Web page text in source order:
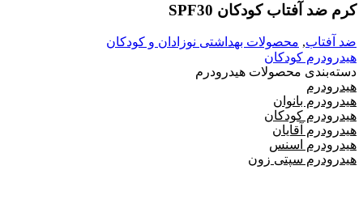
كرم ضد آفتاب کودکان SPF30
ضد آفتاب, محصولات بهداشتی نوزادان و کودکان
هیدرودرم کودکان
دسته‌بندی محصولات هیدرودرم
هیدرودرم
هیدرودرم بانوان
هیدرودرم کودکان
هیدرودرم آقایان
هیدرودرم اسنس
هیدرودرم سپتی زون